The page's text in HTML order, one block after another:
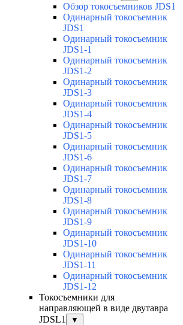
Обзор токосъемников JDS1
Одинарный токосъемник
JDS1
Одинарный токосъемник
JDS1-1
Одинарный токосъемник
JDS1-2
Одинарный токосъемник
JDS1-3
Одинарный токосъемник
JDS1-4
Одинарный токосъемник
JDS1-5
Одинарный токосъемник
JDS1-6
Одинарный токосъемник
JDS1-7
Одинарный токосъемник
JDS1-8
Одинарный токосъемник
JDS1-9
Одинарный токосъемник
JDS1-10
Одинарный токосъемник
JDS1-11
Одинарный токосъемник
JDS1-12
Токосъемники для
направляющей в виде двутавра
JDSL1
▼